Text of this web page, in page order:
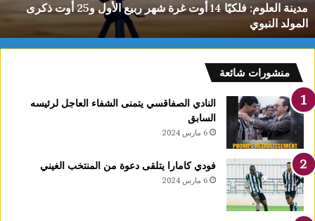
مدينة العلوم: فلكيًا 14 أوت غرة شهر ربيع الأول و25 أوت ذكرى
10
سنوات
سنوات
منشورات شائعة
النادي الصفاقسي يتمنى الشفاء العاجل لرئيسه
السابق
6 مارس 2024
فودي كامارا يتلقى دعوة من المنتخب الغيني
6 مارس 2024